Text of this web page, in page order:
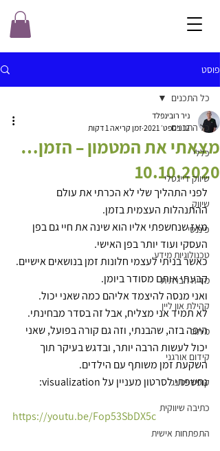
פוסט
כל התכנים
כללי
שיווק דייגטלי
שיווק
פיננסי
טכנולוגיות מידע
מדיה חברתית
קהילת און ליין
מיתוג
קידום אורגני
קופירייטינג
כתיבה שיווקית
התפתחות אישית
כל התכנים
מצאתי את המטמון – הזמן…
10.10.2020
ניר רובינפלד
12 בספט׳ 2021
זמן קריאה 1 דקות
לפני התהליך שלי לא הכרתי את עולם
ההתנהלות העצמית בזמן.
מאז שנחשפתי אליו הוא שינה את חיי גם בפן
העסקי ועוד יותר בפן האישי.
כאשר בניתי לעצמי חלונות זמן בנושאים אישיים.
קבעתי אותם מסודר ביומן.
ואני מנסה להיצמד אליהם כמה שאני יכול.
לא תמיד אני מצליח, אבל זה בסדר מבחינתי.
היפה בזה, שהבנתי, וזה גם קורה בפועל, שאני
יכול לעשות הרבה יותר, ובדגש בעיקר תוך
השקעת זמן משותף עם הילדים.
נחשפתי לסרטון מעניין על visualization:
https://youtu.be/Fop53SbDX5c